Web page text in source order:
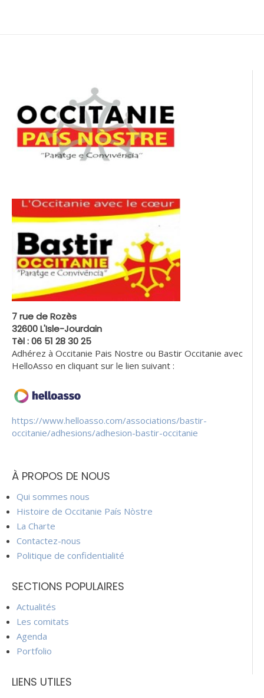
7 rue de Rozès
32600 L'Isle-Jourdain
Tèl : 06 51 28 30 25
Adhérez à Occitanie Pais Nostre ou Bastir Occitanie avec
HelloAsso en cliquant sur le lien suivant :
https://www.helloasso.com/associations/bastir-
occitanie/adhesions/adhesion-bastir-occitanie
À PROPOS DE NOUS
Qui sommes nous
Histoire de Occitanie País Nòstre
La Charte
Contactez-nous
Politique de confidentialité
SECTIONS POPULAIRES
Actualités
Les comitats
Agenda
Portfolio
LIENS UTILES